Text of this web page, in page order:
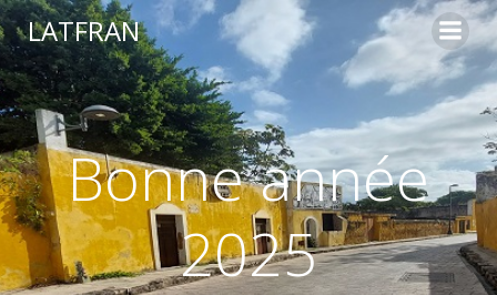
LATFRAN
Bonne année
2025